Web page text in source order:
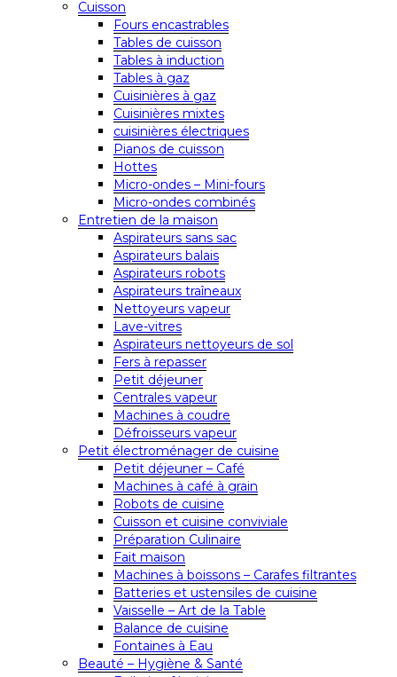
Cuisson
Fours encastrables
Tables de cuisson
Tables à induction
Tables à gaz
Cuisinières à gaz
Cuisinières mixtes
cuisinières électriques
Pianos de cuisson
Hottes
Micro-ondes – Mini-fours
Micro-ondes combinés
Entretien de la maison
Aspirateurs sans sac
Aspirateurs balais
Aspirateurs robots
Aspirateurs traîneaux
Nettoyeurs vapeur
Lave-vitres
Aspirateurs nettoyeurs de sol
Fers à repasser
Petit déjeuner
Centrales vapeur
Machines à coudre
Défroisseurs vapeur
Petit électroménager de cuisine
Petit déjeuner – Café
Machines à café à grain
Robots de cuisine
Cuisson et cuisine conviviale
Préparation Culinaire
Fait maison
Machines à boissons – Carafes filtrantes
Batteries et ustensiles de cuisine
Vaisselle – Art de la Table
Balance de cuisine
Fontaines à Eau
Beauté – Hygiène & Santé